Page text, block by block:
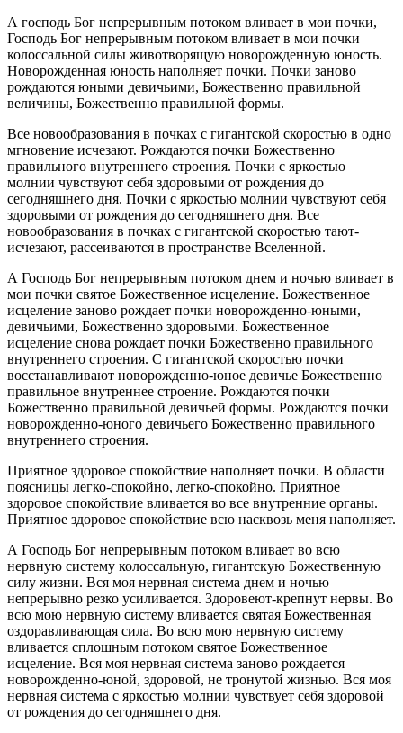
А господь Бог непрерывным потоком вливает в мои почки,
Господь Бог непрерывным потоком вливает в мои почки
колоссальной силы животворящую новорожденную юность.
Новорожденная юность наполняет почки. Почки заново
рождаются юными девичьими, Божественно правильной
величины, Божественно правильной формы.
Все новообразования в почках с гигантской скоростью в одно
мгновение исчезают. Рождаются почки Божественно
правильного внутреннего строения. Почки с яркостью
молнии чувствуют себя здоровыми от рождения до
сегодняшнего дня. Почки с яркостью молнии чувствуют себя
здоровыми от рождения до сегодняшнего дня. Все
новообразования в почках с гигантской скоростью тают-
исчезают, рассеиваются в пространстве Вселенной.
А Господь Бог непрерывным потоком днем и ночью вливает в
мои почки святое Божественное исцеление. Божественное
исцеление заново рождает почки новорожденно-юными,
девичьими, Божественно здоровыми. Божественное
исцеление снова рождает почки Божественно правильного
внутреннего строения. С гигантской скоростью почки
восстанавливают новорожденно-юное девичье Божественно
правильное внутреннее строение. Рождаются почки
Божественно правильной девичьей формы. Рождаются почки
новорожденно-юного девичьего Божественно правильного
внутреннего строения.
Приятное здоровое спокойствие наполняет почки. В области
поясницы легко-спокойно, легко-спокойно. Приятное
здоровое спокойствие вливается во все внутренние органы.
Приятное здоровое спокойствие всю насквозь меня наполняет.
А Господь Бог непрерывным потоком вливает во всю
нервную систему колоссальную, гигантскую Божественную
силу жизни. Вся моя нервная система днем и ночью
непрерывно резко усиливается. Здоровеют-крепнут нервы. Во
всю мою нервную систему вливается святая Божественная
оздоравливающая сила. Во всю мою нервную систему
вливается сплошным потоком святое Божественное
исцеление. Вся моя нервная система заново рождается
новорожденно-юной, здоровой, не тронутой жизнью. Вся моя
нервная система с яркостью молнии чувствует себя здоровой
от рождения до сегодняшнего дня.